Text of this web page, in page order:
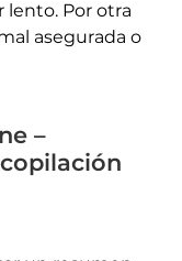
lento. Por otra
asegurada o
–